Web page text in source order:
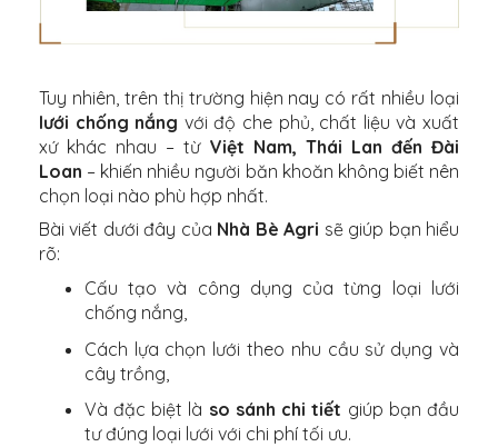
Tuy nhiên, trên thị trường hiện nay có rất nhiều loại
lưới chống nắng với độ che phủ, chất liệu và xuất
xứ khác nhau – từ Việt Nam, Thái Lan đến Đài
Loan – khiến nhiều người băn khoăn không biết nên
chọn loại nào phù hợp nhất.
Bài viết dưới đây của Nhà Bè Agri sẽ giúp bạn hiểu
rõ:
Cấu tạo và công dụng của từng loại lưới
chống nắng,
Cách lựa chọn lưới theo nhu cầu sử dụng và
cây trồng,
Và đặc biệt là so sánh chi tiết giúp bạn đầu
tư đúng loại lưới với chi phí tối ưu.